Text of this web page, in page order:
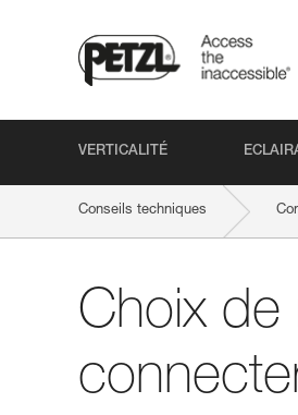
VERTICALITÉ
Conseils techniques
Choix